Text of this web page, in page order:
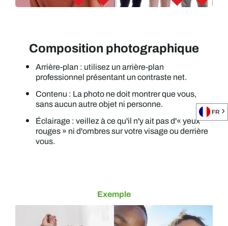
Composition photographique
Arrière-plan : utilisez un arrière-plan
professionnel présentant un contraste net.
Contenu : La photo ne doit montrer que vous,
sans aucun autre objet ni personne.
Éclairage : veillez à ce qu'il n'y ait pas d'« yeux
rouges » ni d'ombres sur votre visage ou derrière
vous.
Exemple
FR